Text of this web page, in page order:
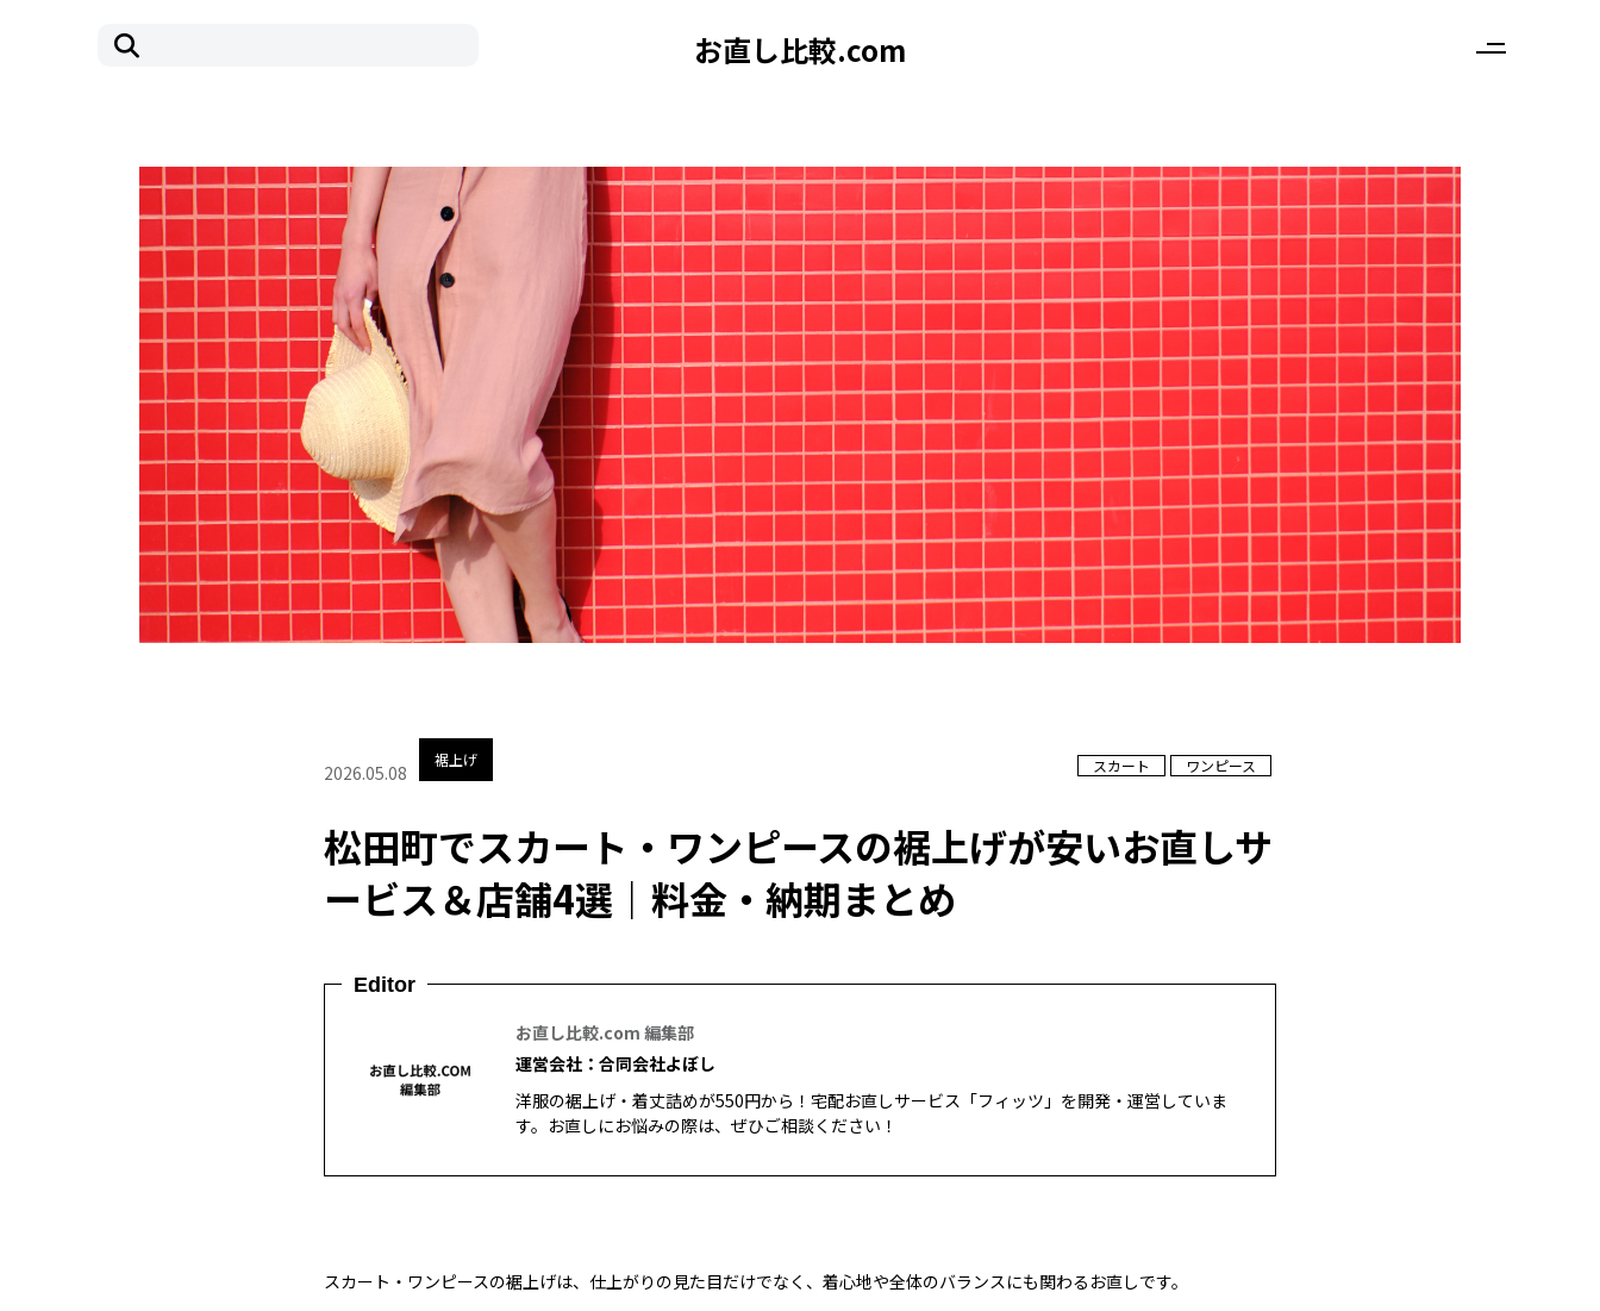
お直し比較.com
2026.05.08
裾上げ スカート ワンピース
松田町でスカート・ワンピースの裾上げが安いお直しサ
ービス＆店舗4選｜料金・納期まとめ
Editor
お直し比較.com 編集部
運営会社：合同会社よぼし
洋服の裾上げ・着丈詰めが550円から！宅配お直しサービス「フィッツ」を開発・運営していま
す。お直しにお悩みの際は、ぜひご相談ください！
スカート・ワンピースの裾上げは、仕上がりの見た目だけでなく、着心地や全体のバランスにも関わるお直しです。